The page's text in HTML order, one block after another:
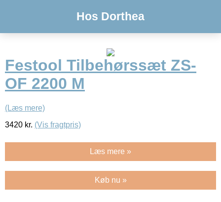
Hos Dorthea
Festool Tilbehørssæt ZS-
OF 2200 M
(Læs mere)
3420 kr. (Vis fragtpris)
Læs mere »
Køb nu »